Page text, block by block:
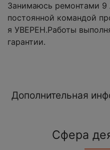
Занимаюсь ремонтами 9
постоянной командой
я УВЕРЕН.Работы
гарантии.
Дополнительная
Сфера